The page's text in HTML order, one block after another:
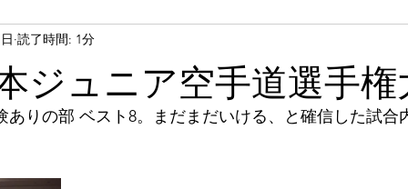
ジュニア空手道選手
読了時間: 1分
ありの部 ベスト8。まだまだいける、と確信した試合